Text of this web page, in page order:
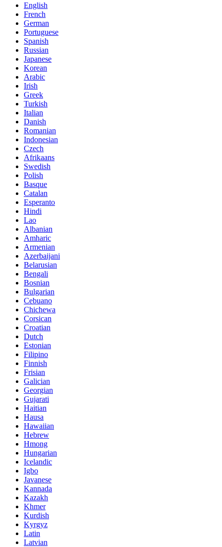
English
French
German
Portuguese
Spanish
Russian
Japanese
Korean
Arabic
Irish
Greek
Turkish
Italian
Danish
Romanian
Indonesian
Czech
Afrikaans
Swedish
Polish
Basque
Catalan
Esperanto
Hindi
Lao
Albanian
Amharic
Armenian
Azerbaijani
Belarusian
Bengali
Bosnian
Bulgarian
Cebuano
Chichewa
Corsican
Croatian
Dutch
Estonian
Filipino
Finnish
Frisian
Galician
Georgian
Gujarati
Haitian
Hausa
Hawaiian
Hebrew
Hmong
Hungarian
Icelandic
Igbo
Javanese
Kannada
Kazakh
Khmer
Kurdish
Kyrgyz
Latin
Latvian